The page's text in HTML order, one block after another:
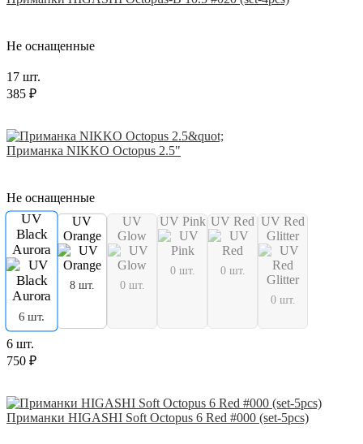
Не оснащенные
17 шт.
385 ₽
Приманка NIKKO Octopus 2.5"
Не оснащенные
UV
Black
Aurora
6 шт.
UV
Orange
8 шт.
UV
Glow
0 шт.
UV Pink
0 шт.
UV Red
0 шт.
UV Red
Glitter
0 шт.
6 шт.
750 ₽
Приманки HIGASHI Soft Octopus 6 Red #000 (set-5pcs)